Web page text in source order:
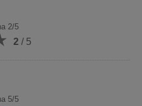
2/5
2 / 5
5/5